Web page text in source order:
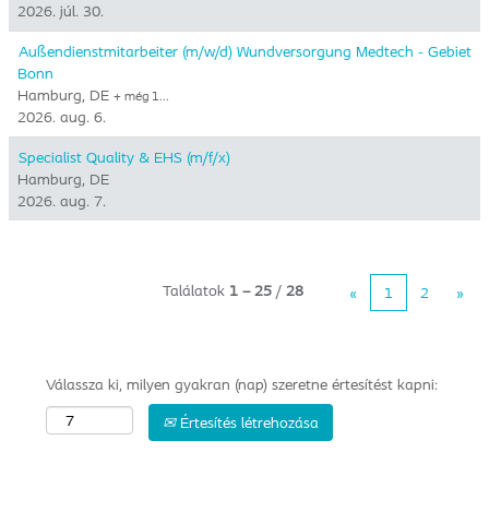
2026. júl. 30.
Außendienstmitarbeiter (m/w/d) Wundversorgung Medtech - Gebiet
Bonn
Hamburg, DE + még 1…
2026. aug. 6.
Specialist Quality & EHS (m/f/x)
Hamburg, DE
2026. aug. 7.
Találatok 1 – 25 / 28 « 1 2 »
Válassza ki, milyen gyakran (nap) szeretne értesítést kapni:
Értesítés létrehozása